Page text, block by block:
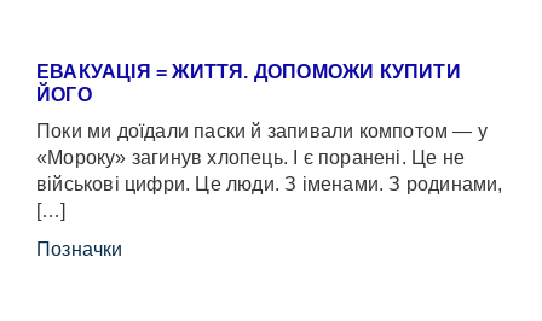
ЕВАКУАЦІЯ = ЖИТТЯ. ДОПОМОЖИ КУПИТИ
ЙОГО
Поки ми доїдали паски й запивали компотом — у
«Мороку» загинув хлопець. І є поранені. Це не
військові цифри. Це люди. З іменами. З родинами,
[…]
Позначки